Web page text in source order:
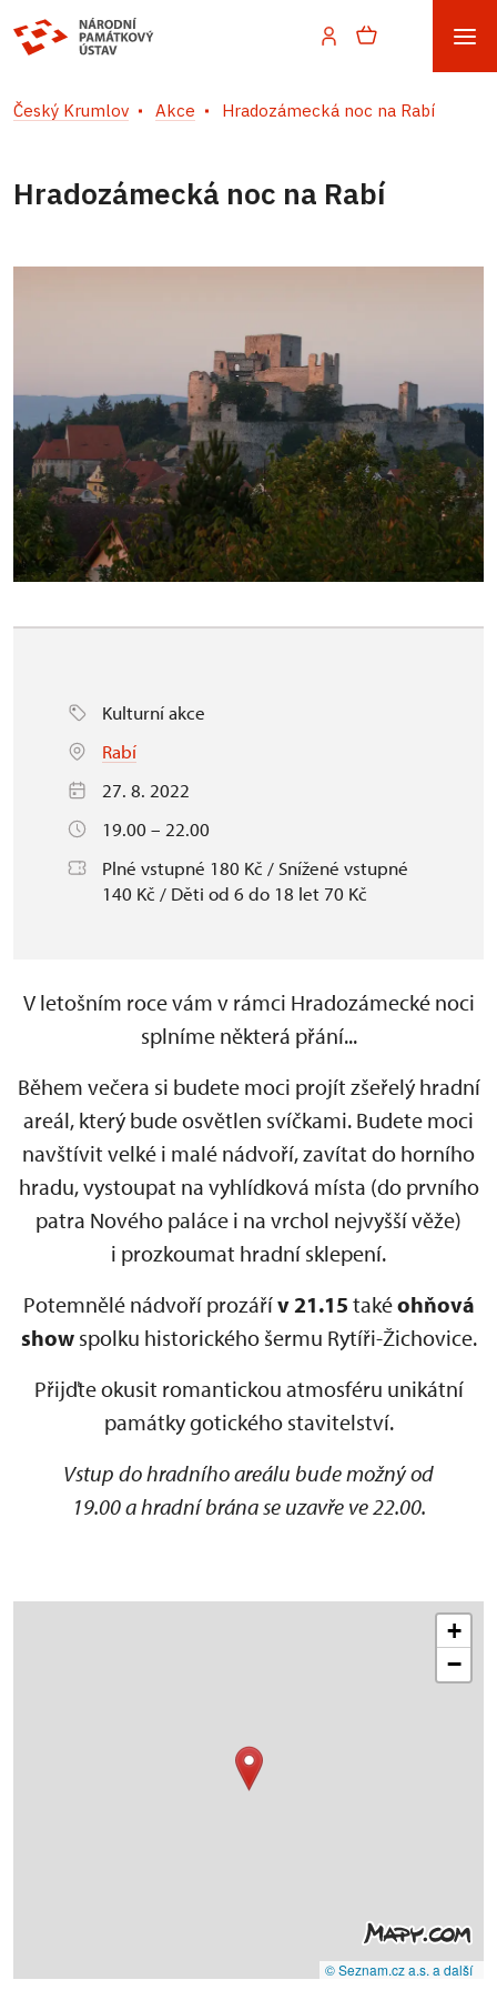
Český Krumlov Akce Hradozámecká noc na Rabí
Hradozámecká noc na Rabí
Kulturní akce
Rabí
27. 8. 2022
19.00 – 22.00
Plné vstupné 180 Kč / Snížené vstupné
140 Kč / Děti od 6 do 18 let 70 Kč
V letošním roce vám v rámci Hradozámecké noci
splníme některá přání...
Během večera si budete moci projít zšeřelý hradní
areál, který bude osvětlen svíčkami. Budete moci
navštívit velké i malé nádvoří, zavítat do horního
hradu, vystoupat na vyhlídková místa (do prvního
patra Nového paláce i na vrchol nejvyšší věže)
i prozkoumat hradní sklepení.
Potemnělé nádvoří prozářív 21.15 takéohňová
show spolku historického šermu Rytíři-Žichovice.
Přijďte okusit romantickou atmosféru unikátní
památky gotického stavitelství.
Vstup do hradního areálu bude možný od
19.00 a hradní brána se uzavře ve 22.00.
+
−
© Seznam.cz a.s. a další